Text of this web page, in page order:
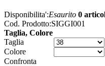
Disponibilita':Esaurito 0
Cod. Prodotto:SIGGI001
Taglia, Colore
Taglia
Colore
Confronta